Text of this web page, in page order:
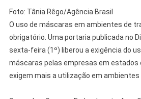
Foto: Tânia Rêgo/Agência Brasil
O uso de máscaras em ambientes de
obrigatório. Uma portaria publicada no
sexta-feira (1º) liberou a exigência do
máscaras pelas empresas em estados
exigem mais a utilização em